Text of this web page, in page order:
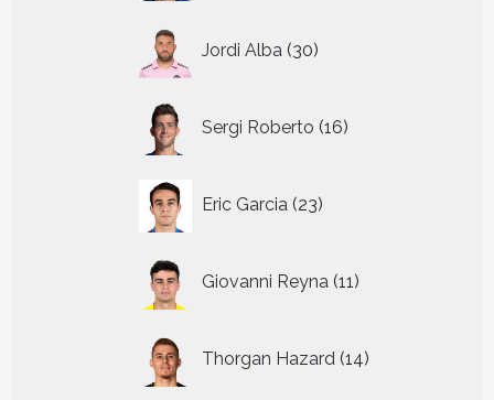
Jordi Alba 30
producten
Sergi Roberto 16
producten
Eric Garcia 23
producten
Giovanni Reyna 11
producten
Thorgan Hazard 14
producten